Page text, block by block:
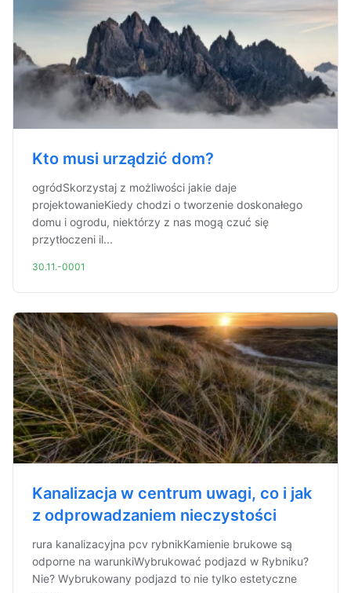
Kto musi urządzić dom?
ogródSkorzystaj z możliwości jakie daje
projektowanieKiedy chodzi o tworzenie doskonałego
domu i ogrodu, niektórzy z nas mogą czuć się
przytłoczeni il...
30.11.-0001
Kanalizacja w centrum uwagi, co i jak
z odprowadzaniem nieczystości
rura kanalizacyjna pcv rybnikKamienie brukowe są
odporne na warunkiWybrukować podjazd w Rybniku?
Nie? Wybrukowany podjazd to nie tylko estetyczne